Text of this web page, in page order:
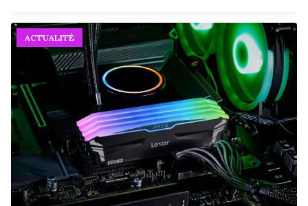
ACTUALITÉ